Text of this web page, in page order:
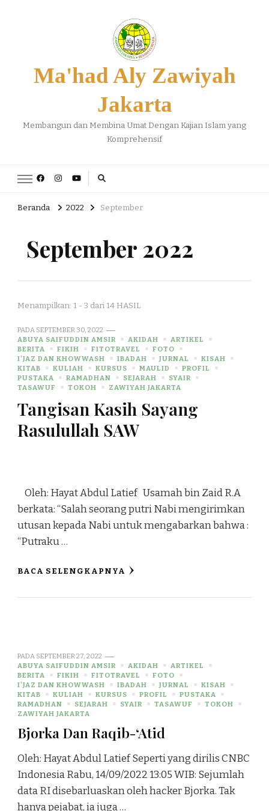
Ma'had Aly Zawiyah
Jakarta
Membangun dan Membina Umat Dengan Kajian Islam yang
Komprehensif
Beranda 2022 September
September 2022
Menampilkan: 1 - 3 dari 14 HASIL
PADA SEPTEMBER 30, 2022
ABUYA SAIFUDDIN AMSIR
AKIDAH
ARTIKEL
BERITA
FIKIH FITOTRAVEL
FOTO
I'JAZ DAN KHOWWASH
IBADAH JURNAL
KISAH
KITAB
KULIAH KURSUS MAULID
PROFIL
PUSTAKA
RAMADHAN SEJARAH
SYAIR
TASAWUF
TOKOH ZAWIYAH JAKARTA
Tangisan Kasih Sayang
Rasulullah SAW
Oleh: Hayat Abdul Latief Usamah bin Zaid R.A
berkata: “Salah seorang putri Nabi mengirimkan
utusan kepada Nabi untuk mengabarkan bahwa :
“Putraku …
BACA SELENGKAPNYA
PADA SEPTEMBER 27, 2022
ABUYA SAIFUDDIN AMSIR
AKIDAH
ARTIKEL
BERITA
FIKIH FITOTRAVEL
FOTO
I'JAZ DAN KHOWWASH
IBADAH JURNAL
KISAH
KITAB
KULIAH KURSUS PROFIL
PUSTAKA
RAMADHAN
SEJARAH SYAIR TASAWUF
TOKOH
ZAWIYAH JAKARTA
Bjorka Dan Raqib-‘Atid
Oleh: Hayat Abdul Latief Seperti yang dirilis CNBC
Indonesia Rabu, 14/09/2022 13:05 WIB: Sejumlah
data RI disebarluaskan oleh hacker Bjorka. Tak
hanya pejabat, ia juga …